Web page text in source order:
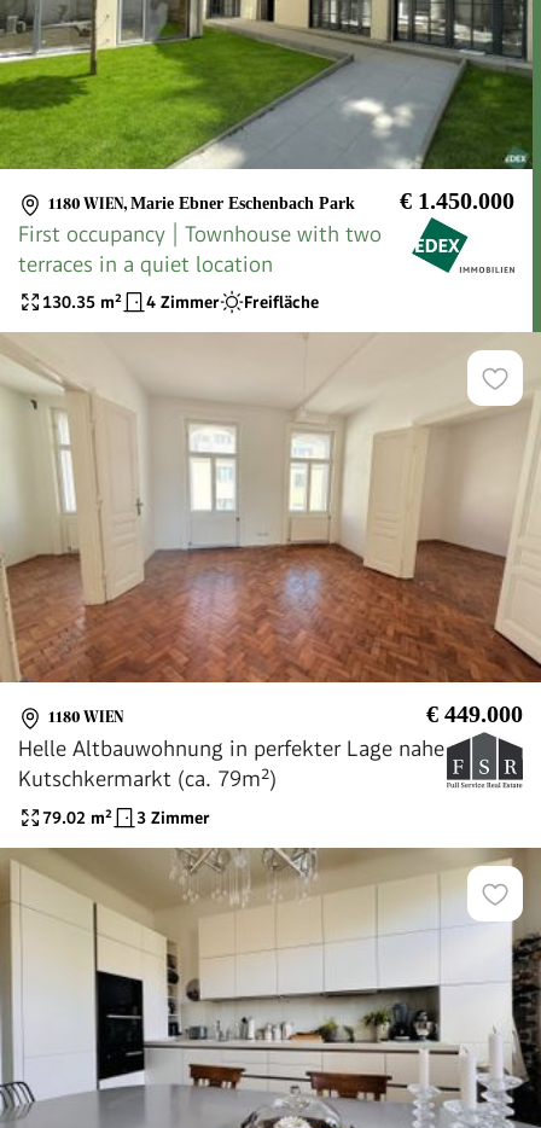
1180 WIEN, Marie Ebner Eschenbach Park € 1.450.000
First occupancy | Townhouse with two
terraces in a quiet location
130.35 m² 4 Zimmer Freifläche
1180 WIEN € 449.000
Helle Altbauwohnung in perfekter Lage nahe
Kutschkermarkt (ca. 79m²)
79.02 m² 3 Zimmer